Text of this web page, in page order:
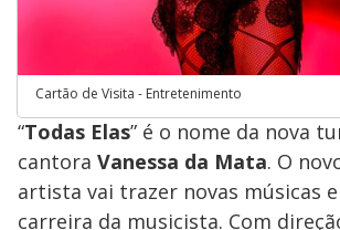
Cartão de Visita - Entretenimento
“Todas Elas” é o nome da nova
cantora Vanessa da Mata. O
artista vai trazer novas músicas
carreira da musicista. Com